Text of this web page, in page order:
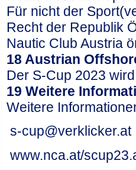
Für nicht der
Recht der Republik
Nautic Club Austria
18 Austrian
Der S-Cup 2023
19 Weitere
Weitere
s-cup@verklicker.at
www.nca.at/